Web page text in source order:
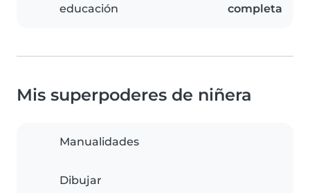
educación
completa
Mis superpoderes de niñera
Manualidades
Dibujar